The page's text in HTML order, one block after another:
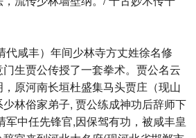
咸丰）年间少林寺方丈姓徐名修
生贾公传授了一套拳术。贾公名云
原河南长垣杜盛集马头贾庄（现山
林俗家弟子, 贾公练成神功后辞师下
军中任先锋官,因保驾有功，被咸丰皇